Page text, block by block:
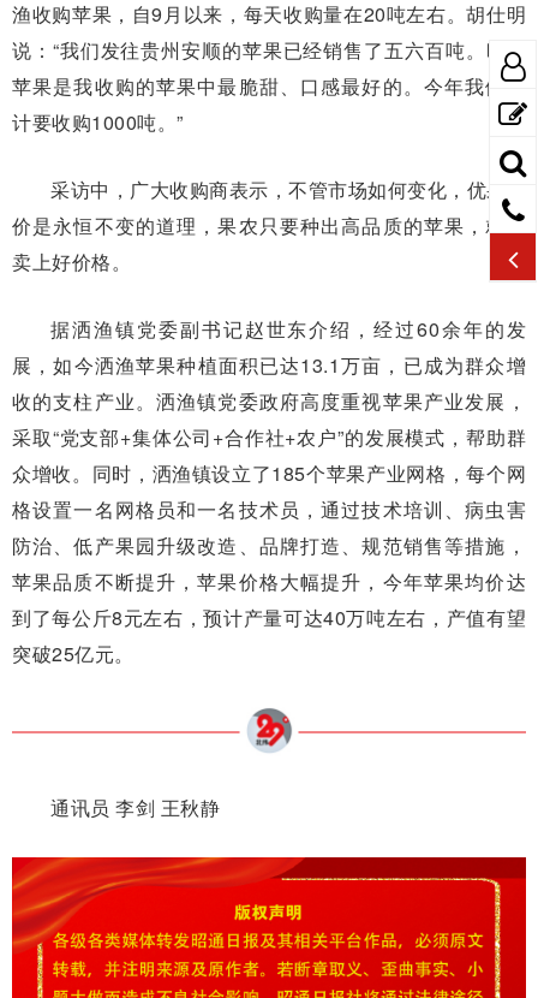
渔收购苹果，自9月以来，每天收购量在20吨左右。胡仕明
说：“我们发往贵州安顺的苹果已经销售了五六百吨。昭通
苹果是我收购的苹果中最脆甜、口感最好的。今年我们预
计要收购1000吨。”
采访中，广大收购商表示，不管市场如何变化，优果优
价是永恒不变的道理，果农只要种出高品质的苹果，就能
卖上好价格。
据洒渔镇党委副书记赵世东介绍，经过60余年的发
展，如今洒渔苹果种植面积已达13.1万亩，已成为群众增
收的支柱产业。洒渔镇党委政府高度重视苹果产业发展，
采取“党支部+集体公司+合作社+农户”的发展模式，帮助群
众增收。同时，洒渔镇设立了185个苹果产业网格，每个网
格设置一名网格员和一名技术员，通过技术培训、病虫害
防治、低产果园升级改造、品牌打造、规范销售等措施，
苹果品质不断提升，苹果价格大幅提升，今年苹果均价达
到了每公斤8元左右，预计产量可达40万吨左右，产值有望
突破25亿元。
通讯员 李剑 王秋静